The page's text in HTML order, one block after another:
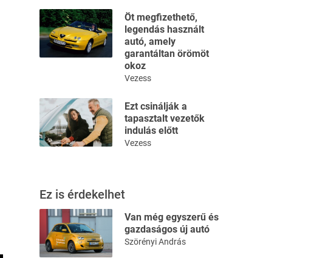
Öt megfizethető,
legendás használt
autó, amely
garantáltan örömöt
okoz
Vezess
Ezt csinálják a
tapasztalt vezetők
indulás előtt
Vezess
Ez is érdekelhet
Van még egyszerű és
gazdaságos új autó
Szörényi András